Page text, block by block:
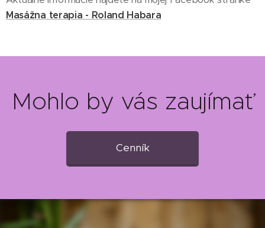
Masážna terapia - Roland Habara
Mohlo by vás zaujímať
Cenník